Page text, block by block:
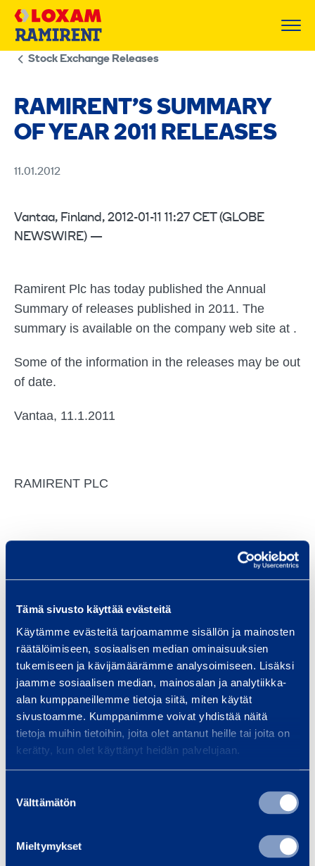
Tämä sivusto käyttää evästeitä
Käytämme evästeitä tarjoamamme sisällön ja mainosten
räätälöimiseen, sosiaalisen median ominaisuuksien
tukemiseen ja kävijämäärämme analysoimiseen. Lisäksi
jaamme sosiaalisen median, mainosalan ja analytiikka-
alan kumppaneillemme tietoja siitä, miten käytät
sivustoamme. Kumppanimme voivat yhdistää näitä
tietoja muihin tietoihin, joita olet antanut heille tai joita on
kerätty, kun olet käyttänyt heidän palvelujaan.
valinta
Välttämätön
Mieltymykset
Skip
Stock Exchange Releases
RAMIRENT’S SUMMARY
OF YEAR 2011 RELEASES
11.01.2012
Vantaa, Finland, 2012-01-11 11:27 CET (GLOBE
NEWSWIRE) —
Ramirent Plc has today published the Annual
Summary of releases published in 2011. The
summary is available on the company web site at .
Some of the information in the releases may be out
of date.
Vantaa, 11.1.2011
RAMIRENT PLC
FURTHER INFORMATION:
Franciska Janzon, Director, Corporate
Communications, tel. +358 20 750 2859
DISTRIBUTION:
NASDAQ OMX Helsinki
The main media
delivering Dynamic Rental Solutions™ that simplify
business. We serve a broad range of customers,